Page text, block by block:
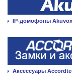
IP-домофоны Akuvox
Аксессуары